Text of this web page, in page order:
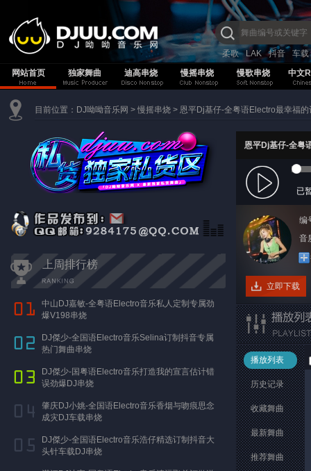
柔歌 LAK 抖音
车载
网站首页
独家舞曲 迪高串烧 慢摇串烧 慢歌串烧 中文
目前位置： DJ呦呦音乐网 > 慢摇串烧 > 恩平Dj基仔-全粤语Electro最幸福
上周排行榜
中山DJ嘉敏-全粤语Electro音乐私人定制专属劲
爆V198串烧
DJ傑少-全国语Electro音乐Selina订制抖音专属
热门舞曲串烧
DJ傑少-国粤语Electro音乐打造我的宣言估计错
误劲爆DJ串烧
肇庆DJ小姚-全国语Electro音乐香烟与吻痕思念
成灾DJ车载串烧
DJ傑少-全国语Electro音乐浩仔精选订制抖音大
头针车载DJ串烧
恩平Dj基仔-全粤
已
编
音
立即下载
播放列表
历史记录
收藏舞曲
最新舞曲
推荐舞曲